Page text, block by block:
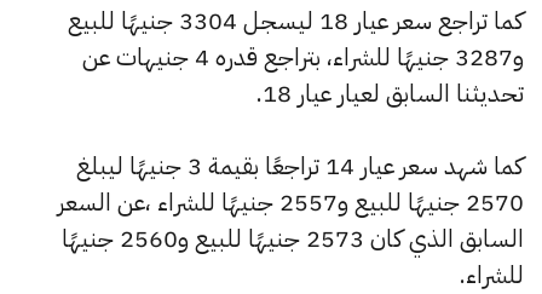
كما تراجع سعر عيار 18 ليسجل 3304 جنيهًا للبيع
و3287 جنيهًا للشراء، بتراجع قدره 4 جنيهات عن
تحديثنا السابق لعيار عيار 18.
كما شهد سعر عيار 14 تراجعًا بقيمة 3 جنيهًا ليبلغ
2570 جنيهًا للبيع و2557 جنيهًا للشراء ،عن السعر
السابق الذي كان 2573 جنيهًا للبيع و2560 جنيهًا
للشراء.